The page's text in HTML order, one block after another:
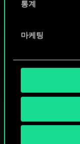
통계
마케팅